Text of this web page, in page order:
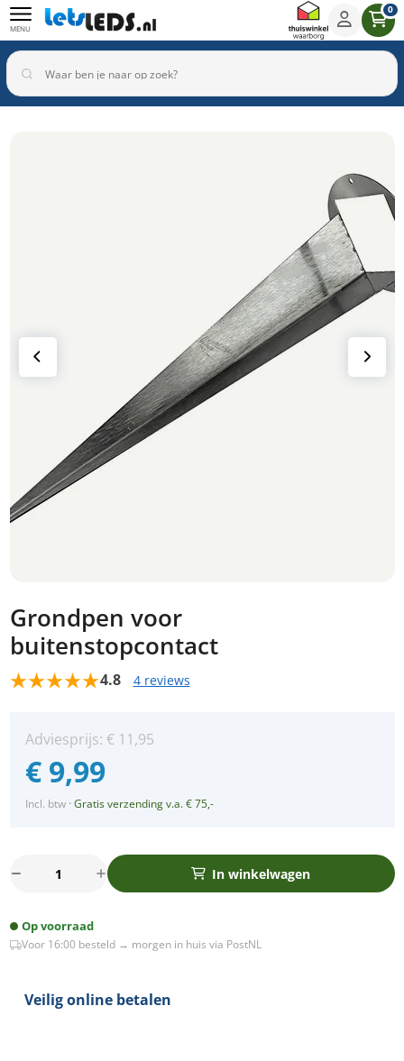
MENU
0
Grondpen voor
buitenstopcontact
4.8 4 reviews
Adviesprijs: € 11,95
€ 9,99
Incl. btw ·Gratis verzending v.a. € 75,-
Grondpen
aantal
In winkelwagen
Op voorraad
Voor 16:00 besteld → morgen in huis via PostNL
Veilig online betalen